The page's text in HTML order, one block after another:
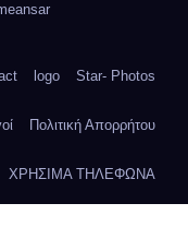
logo Star- Photos
Πολιτική Απορρήτου
ΧΡΗΣΙΜΑ ΤΗΛΕΦΩΝΑ